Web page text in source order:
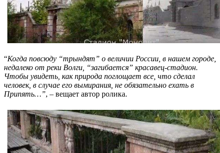
“Когда повсюду “трындят” о величии России, в нашем городе,
недалеко от реки Волги, “загибается” красавец-стадион.
Чтобы увидеть, как природа поглощает все, что сделал
человек, в случае его вымирания, не обязательно ехать в
Припять…”, – вещает автор ролика.